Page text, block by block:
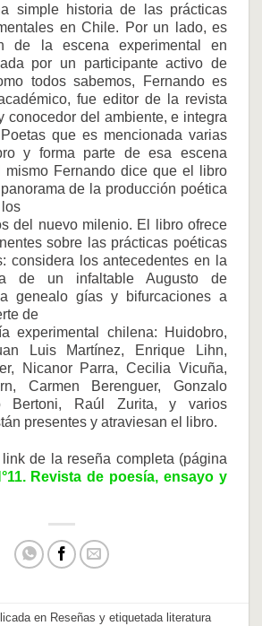
simple historia de las prácticas
en Chile. Por un lado, es
de la escena experimental en
por un participante activo de
todos sabemos, Fernando es
fue editor de la revista
conocedor del ambiente, e integra
que es mencionada varias
y forma parte de esa escena
mismo Fernando dice que el libro
de la producción poética
del nuevo milenio. El libro ofrece
sobre las prácticas poéticas
considera los antecedentes en la
de un infaltable Augusto de
genealo gías y bifurcaciones a
de
experimental chilena: Huidobro,
Luis Martínez, Enrique Lihn,
Nicanor Parra, Cecilia Vicuña,
Carmen Berenguer, Gonzalo
Bertoni, Raúl Zurita, y varios
presentes y atraviesan el libro.
de la reseña completa (página
Revista de poesía, ensayo y
en Reseñas y etiquetada literatura